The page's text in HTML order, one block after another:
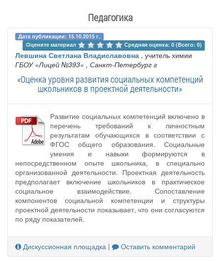
Педагогика
Дата публикации: 15.10.2015 г.
Оцените материал
Средняя оценка: 0 (Всего: 0)
Левшина Светлана Владиславовна , учитель химии
ГБОУ «Лицей №393» , Санкт-Петербург г
«Оценка уровня развития социальных компетенций
школьников в проектной деятельности»
Развитие социальных компетенций включено в
перечень требований к личностным
результатам обучающихся в соответствии с
ФГОС общего образования. Социальные
умения и навыки формируются в
непосредственном опыте школьника, в специально
организованной деятельности. Проектная деятельность
предполагает включение школьников в практическое
социальное взаимодействие. Сопоставление
компонентов социальной компетенции и структуры
проектной деятельности показывает, что они согласуются
по ряду показателей.
Дискуссионная площадка | Оставить комментарий